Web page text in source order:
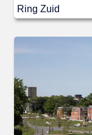
Ring Zuid